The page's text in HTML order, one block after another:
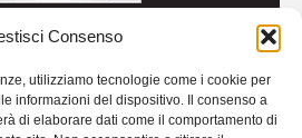
Consenso
utilizziamo tecnologie come i cookie per
informazioni del dispositivo. Il consenso a
di elaborare dati come il comportamento di
Credits